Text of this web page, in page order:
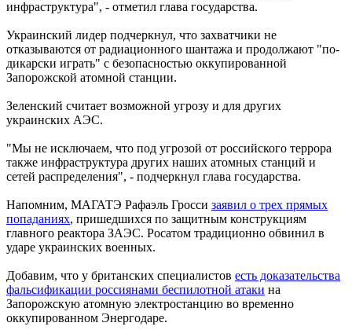
инфраструктура", - отметил глава государства.
Украинский лидер подчеркнул, что захватчики не
отказываются от радиационного шантажа и продолжают "по-
дикарски играть" с безопасностью оккупированной
Запорожской атомной станции.
Зеленский считает возможной угрозу и для других
украинских АЭС.
"Мы не исключаем, что под угрозой от российского террора
также инфраструктура других наших атомных станций и
сетей распределения", - подчеркнул глава государства.
Напомним, МАГАТЭ Рафаэль Гросси заявил о трех прямых
попаданиях, пришедшихся по защитным конструкциям
главного реактора ЗАЭС. Росатом традиционно обвинил в
ударе украинских военных.
Добавим, что у британских специалистов есть доказательства
фальсификации россиянами беспилотной атаки на
Запорожскую атомную электростанцию во временно
оккупированном Энергодаре.